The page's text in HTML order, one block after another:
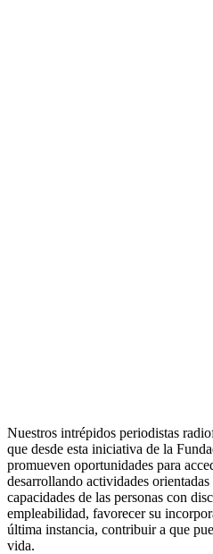
Nuestros intrépidos periodistas
que desde esta iniciativa de la
promueven oportunidades para
desarrollando actividades
capacidades de las personas con
empleabilidad, favorecer su
última instancia, contribuir a que
vida.